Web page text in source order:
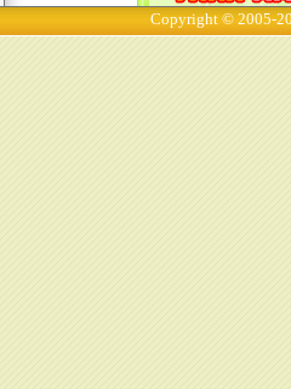
Copyright © 2005-